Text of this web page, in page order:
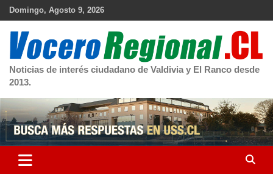
Skip
Domingo, Agosto 9, 2026
Noticias de interés ciudadano de Valdivia y El Ranco desde
2013.